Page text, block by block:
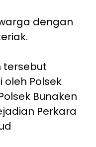
dengan
tersebut
Polsek
Bunaken
Perkara